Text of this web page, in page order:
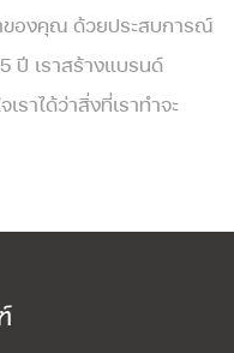
ของคุณ ด้วยประสบการณ์
ปี เราสร้างแบรนด์
ราได้ว่าสิ่งที่เราทำจะ